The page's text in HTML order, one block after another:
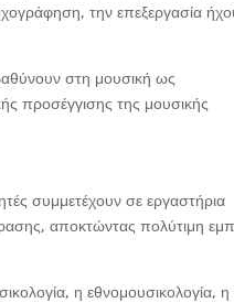
την επεξεργασία
στη μουσική ως
προσέγγισης της μουσικής
συμμετέχουν σε εργαστήρια
αποκτώντας πολύτιμη
η εθνομουσικολογία, η